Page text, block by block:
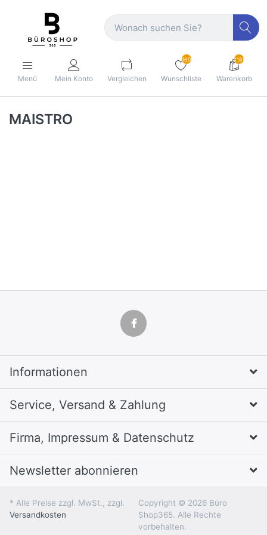
Menü Mein Konto Vergleichen
160
Wunschliste
1189
Warenkorb
MAISTRO
Informationen
Service, Versand & Zahlung
Firma, Impressum & Datenschutz
Newsletter abonnieren
* Alle Preise zzgl. MwSt., zzgl.
Versandkosten
Copyright © 2026 Büro
Shop365. Alle Rechte
vorbehalten.